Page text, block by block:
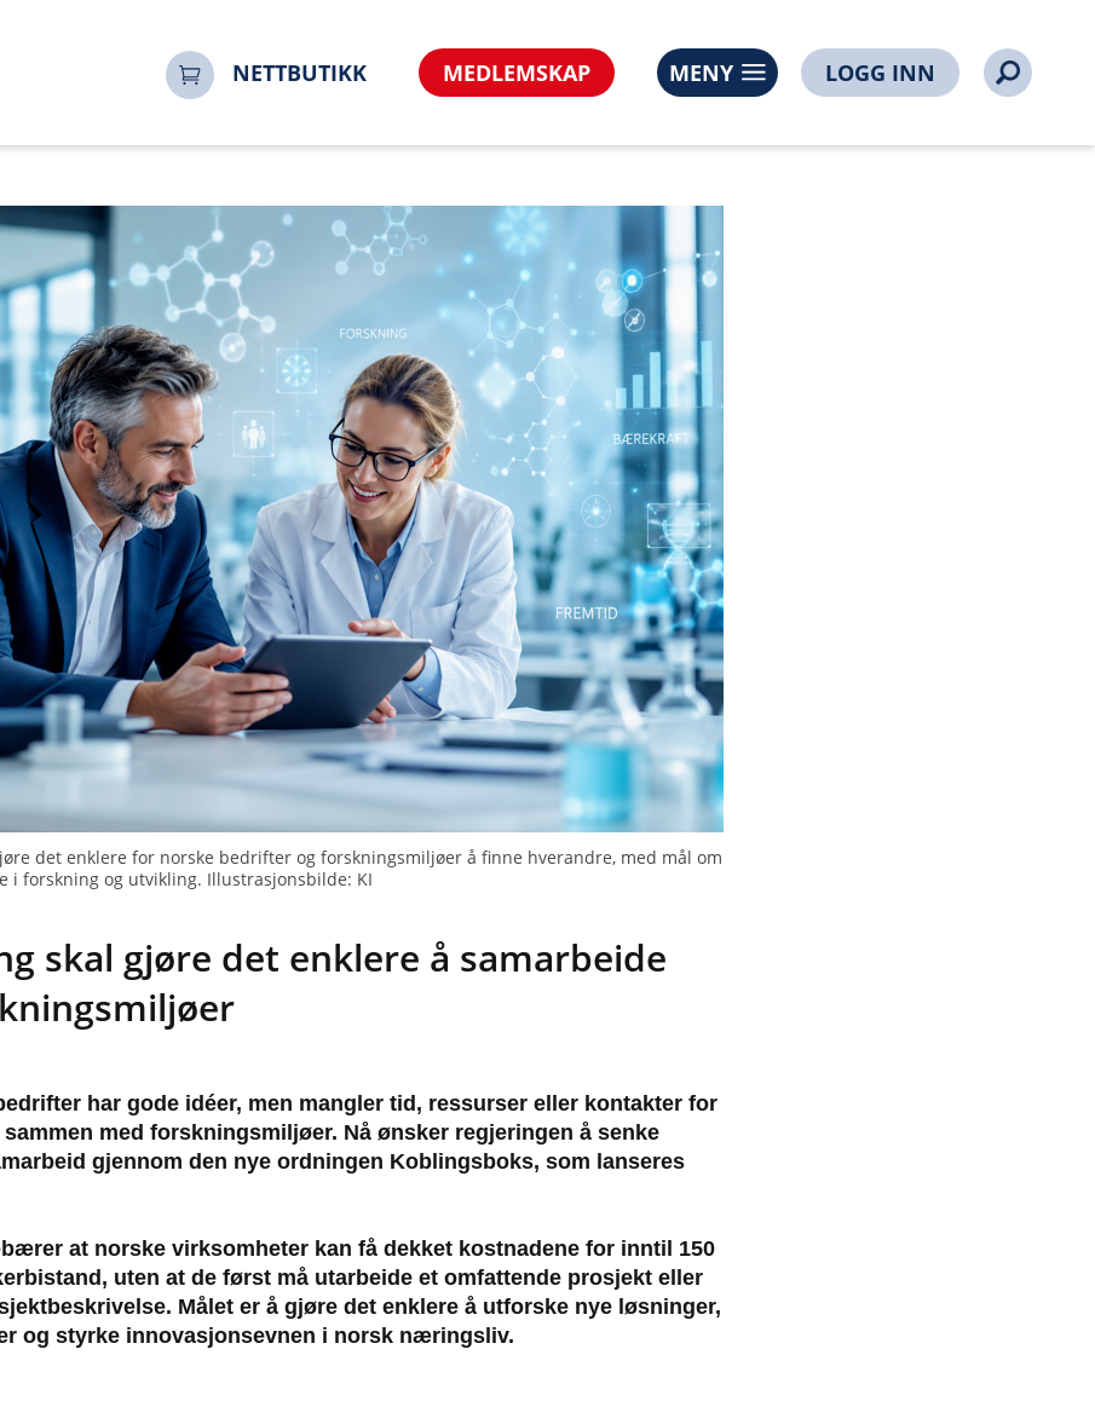
NETTBUTIKK MEDLEMSKAP MENY LOGG INN
det enklere for norske bedrifter og forskningsmiljøer å finne hverandre, med mål om
i forskning og utvikling. Illustrasjonsbilde: KI
skal gjøre det enklere å samarbeide
har gode idéer, men mangler tid, ressurser eller kontakter for
med forskningsmiljøer. Nå ønsker regjeringen å senke
gjennom den nye ordningen Koblingsboks, som lanseres
at norske virksomheter kan få dekket kostnadene for inntil 150
uten at de først må utarbeide et omfattende prosjekt eller
Målet er å gjøre det enklere å utforske nye løsninger,
og styrke innovasjonsevnen i norsk næringsliv.